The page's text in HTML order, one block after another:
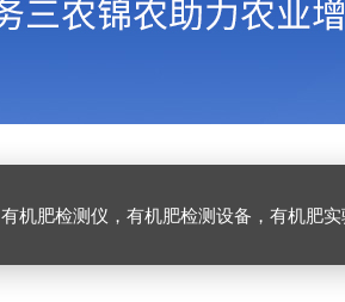
有机肥检测仪，有机肥检测设备，有机肥实验室设备，生物有